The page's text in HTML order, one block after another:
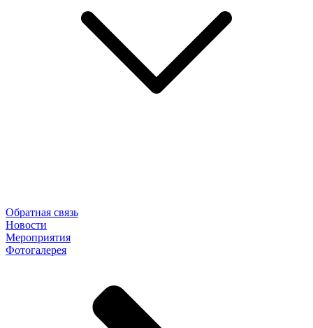
Обратная связь
Новости
Мероприятия
Фотогалерея